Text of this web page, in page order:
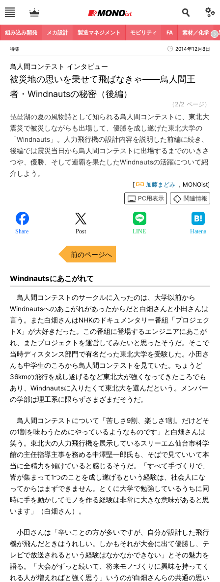
組み込み開発 メカ設計 製造マネジメント モビリティ FA 素材／化学
特集 2014年12月8日
被災地の思いを乗せて飛ばなきゃ――鳥人間王
者・Windnautsの秘密（後編）
鳥人間コンテスト インタビュー
（2/2 ページ）
琵琶湖の夏の風物詩として知られる鳥人間コンテストに、東北大
震災で被災しながらも出場して、優勝を成し遂げた東北大学の
「Windnauts」。人力飛行機の設計内容を説明した前編に続き、
後編では震災当日から鳥人間コンテストに出場するまでのいきさ
つや、優勝、そして連覇を果たしたWindnautsの活躍について紹
介しよう。
[ 加藤まどみ ，MONOist]
PC用表示
関連情報
Share Post LINE Hatena
前のページへ
Windnautsにあこがれて
鳥人間コンテストのサークルに入ったのは、大学以前から
Windnautsへのあこがれがあったからだと白畑さんと小田さんは
言う。また白畑さんはNHKのドキュメンタリー番組「プロジェク
トX」が大好きだった。この番組に登場するエンジニアにあこが
れ、またプロジェクトを運営してみたいと思ったそうだ。そこで
当時ディスタンス部門で有名だった東北大学を受験した。小田さ
んも中学生のころから鳥人間コンテストを見ていた。ちょうど
36kmの飛行を成し遂げるなど東北大が強くなってきたころでも
あり、Windnautsに入りたくて東北大を選んだという。メンバー
の学部は理工系に限らずさまざまだそうだ。
鳥人間コンテストについて「苦しさ9割、楽しさ1割。だけどそ
の1割を味わうためにやっているようなものです」と白畑さんは
笑う。東北大の人力飛行機を展示しているスリーエム仙台市科学
館の主任指導主事を務める中澤堅一郎氏も、そばで見ていいて本
当に全精力を傾けていると感じるそうだ。「すべて手づくりで、
皆が集まって1つのことを成し遂げるという経験は、社会人にな
ってからはまずできません。とくに大学で勉強しているうちに同
時に手を動かしてモノを作る経験は非常に大きな意味があると思
います」（白畑さん）。
小田さんは「辛いことの方が多いですが、自分が設計した飛行
機が飛んだときはうれしい。しかもそれが大会に出て優勝し、テ
レビで放送されるという経験はなかなかできない」とその魅力を
語る。「大会がずっと続いて、将来モノづくりに興味を持ってく
れる人が増えればと強く思う」いうのが白畑さんらの共通の思い